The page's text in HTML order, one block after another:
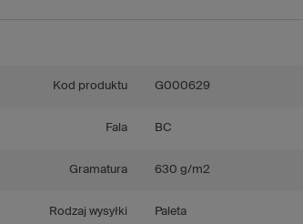
Kod produktu G000629
Fala BC
Gramatura 630 g/m2
Rodzaj wysyłki Paleta